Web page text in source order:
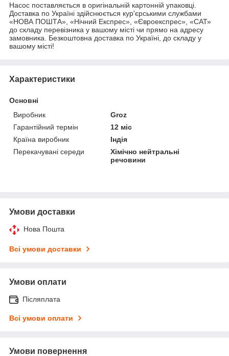
Насос поставляється в оригінальній картонній упаковці.
Доставка по Україні здійснюється кур'єрськими службами
«НОВА ПОШТА», «Нічний Експрес», «Євроекспрес», «САТ»
до складу перевізника у вашому місті чи прямо на адресу
замовника. Безкоштовна доставка по Україні, до складу у
вашому місті!
Характеристики
Основні
Виробник
Groz
Гарантійний термін
12 міс
Країна виробник
Індія
Перекачувані середи
Хімічно нейтральні
речовини
Умови доставки
Нова Пошта
Всі умови доставки
Умови оплати
Післяплата
Всі умови оплати
Умови повернення